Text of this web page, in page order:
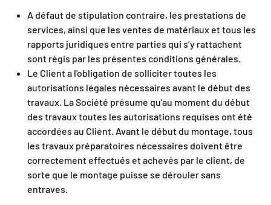
A défaut de stipulation contraire, les prestations de
services, ainsi que les ventes de matériaux et tous les
rapports juridiques entre parties qui s’y rattachent
sont régis par les présentes conditions générales.
Le Client a l'obligation de solliciter toutes les
autorisations légales nécessaires avant le début des
travaux. La Société présume qu'au moment du début
des travaux toutes les autorisations requises ont été
accordées au Client. Avant le début du montage, tous
les travaux préparatoires nécessaires doivent être
correctement effectués et achevés par le client, de
sorte que le montage puisse se dérouler sans
entraves.